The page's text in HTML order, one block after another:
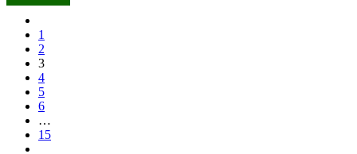
1
2
3
4
5
6
…
15